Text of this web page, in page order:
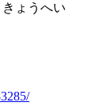
ょうへい